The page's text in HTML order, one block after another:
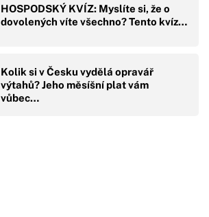
HOSPODSKÝ KVÍZ: Myslíte si, že o
dovolených víte všechno? Tento kvíz…
Kolik si v Česku vydělá opravář
výtahů? Jeho měsíšní plat vám
vůbec…